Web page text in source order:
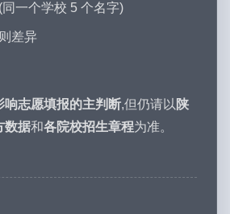
一个学校 5 个名字)
差异
响志愿填报的主判断,但仍请以 陕
数据和各院校招生章程为准。